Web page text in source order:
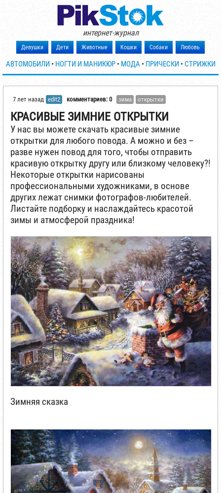
интернет-журнал
Девушки Дети Животные Кошки Собаки Любовь
АВТОМОБИЛИ • НОГТИ И МАНИКЮР• МОДА • ПРИЧЕСКИ • СТРИЖКИ
7 лет назад edit2 комментариев: 0 зима открытки
КРАСИВЫЕ ЗИМНИЕ ОТКРЫТКИ
У нас вы можете скачать красивые зимние
открытки для любого повода. А можно и без –
разве нужен повод для того, чтобы отправить
красивую открытку другу или близкому человеку?!
Некоторые открытки нарисованы
профессиональными художниками, в основе
других лежат снимки фотографов-любителей.
Листайте подборку и наслаждайтесь красотой
зимы и атмосферой праздника!
Зимняя сказка